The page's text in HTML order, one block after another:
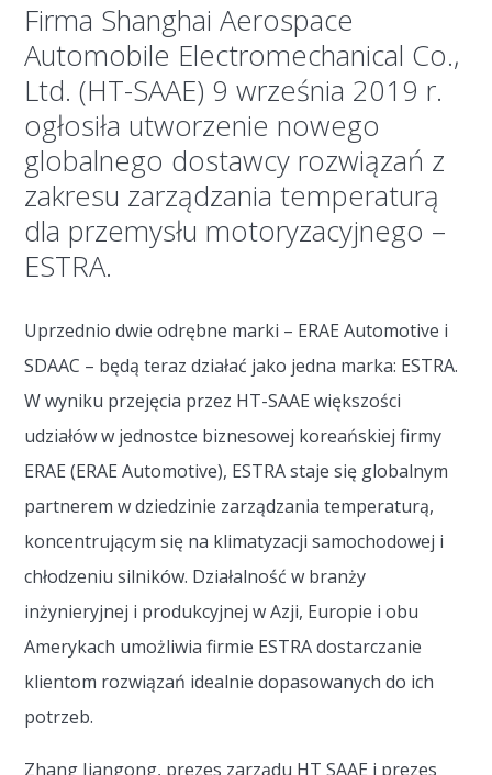
Firma Shanghai Aerospace
Automobile Electromechanical Co.,
Ltd. (HT-SAAE) 9 września 2019 r.
ogłosiła utworzenie nowego
globalnego dostawcy rozwiązań z
zakresu zarządzania temperaturą
dla przemysłu motoryzacyjnego –
ESTRA.
Uprzednio dwie odrębne marki – ERAE Automotive i
SDAAC – będą teraz działać jako jedna marka: ESTRA.
W wyniku przejęcia przez HT-SAAE większości
udziałów w jednostce biznesowej koreańskiej firmy
ERAE (ERAE Automotive), ESTRA staje się globalnym
partnerem w dziedzinie zarządzania temperaturą,
koncentrującym się na klimatyzacji samochodowej i
chłodzeniu silników. Działalność w branży
inżynieryjnej i produkcyjnej w Azji, Europie i obu
Amerykach umożliwia firmie ESTRA dostarczanie
klientom rozwiązań idealnie dopasowanych do ich
potrzeb.
Zhang Jiangong, prezes zarządu HT SAAE i prezes